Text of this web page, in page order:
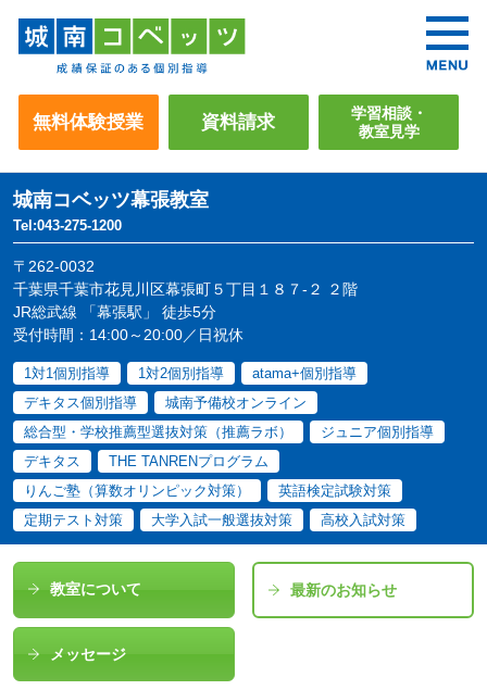
無料体験授業 資料請求
学習相談・
教室見学
城南コベッツ幕張教室
Tel:043-275-1200
〒262-0032
千葉県千葉市花見川区幕張町５丁目１８７-２ ２階
JR総武線 「幕張駅」 徒歩5分
受付時間：14:00～20:00／日祝休
1対1個別指導 1対2個別指導
atama+個別指導
デキタス個別指導
城南予備校オンライン
総合型・学校推薦型選抜対策（推薦ラボ）
ジュニア個別指導
デキタス
THE TANRENプログラム
りんご塾（算数オリンピック対策）
英語検定試験対策
定期テスト対策
大学入試一般選抜対策 高校入試対策
教室について 最新のお知らせ
メッセージ